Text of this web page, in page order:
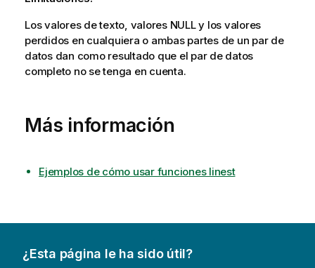
Los valores de texto, valores NULLy los valores
perdidos en cualquiera o ambas partes de un par de
datos dan como resultado que el par de datos
completo no se tenga en cuenta.
Más información
Ejemplos de cómo usar funciones linest
¿Esta página le ha sido útil?